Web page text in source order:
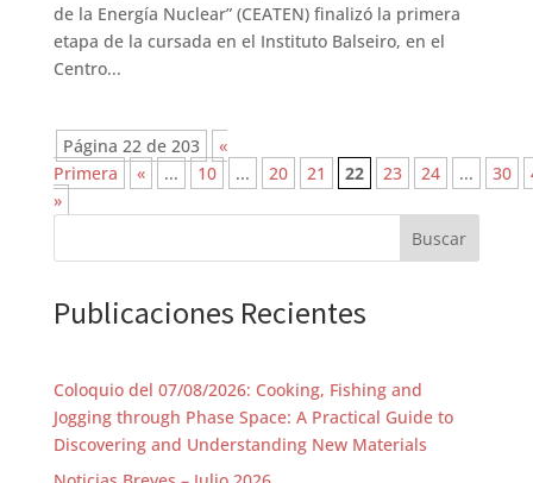
de la Energía Nuclear” (CEATEN) finalizó la primera
etapa de la cursada en el Instituto Balseiro, en el
Centro...
Página 22 de 203
«
Primera
« ... 10 ... 20 21 22 23 24 ... 30
»
Buscar
Publicaciones Recientes
Coloquio del 07/08/2026: Cooking, Fishing and
Jogging through Phase Space: A Practical Guide to
Discovering and Understanding New Materials